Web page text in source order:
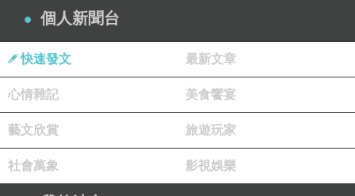
↑ 回拍來時路。
↑花期活動，增添熱鬧，滿多人慕名而來的。
個人新聞台
快速發文 最新文章
心情雜記 美食饗宴
藝文欣賞 旅遊玩家
社會萬象 影視娛樂